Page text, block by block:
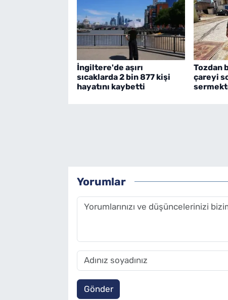
İngiltere'de aşırı
sıcaklarda 2 bin 877 kişi
hayatını kaybetti
Tozdan
çareyi
Yorumlar
Gönder